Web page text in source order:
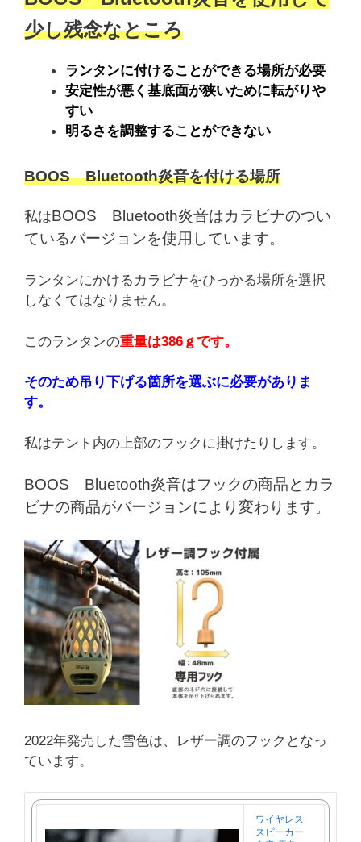
少し残念なところ
ランタンに付けることができる場所が必要
安定性が悪く基底面が狭いために転がりや
すい
明るさを調整することができない
BOOS Bluetooth炎音を付ける場所
私はBOOS Bluetooth炎音はカラビナのつい
ているバージョンを使用しています。
ランタンにかけるカラビナをひっかる場所を選択
しなくてはなりません。
このランタンの重量は386ｇです。
そのため吊り下げる箇所を選ぶに必要がありま
す。
私はテント内の上部のフックに掛けたりします。
BOOS Bluetooth炎音はフックの商品とカラ
ビナの商品がバージョンにより変わります。
2022年発売した雪色は、レザー調のフックとなっ
ています。
ワイヤレス
スピーカー